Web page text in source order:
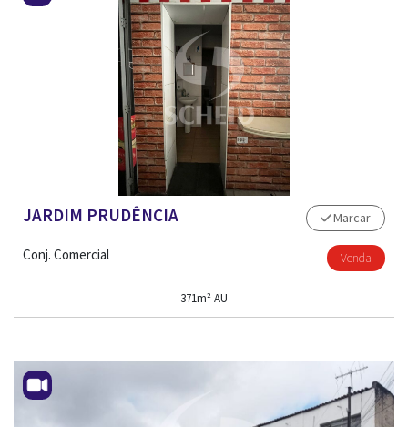
JARDIM PRUDÊNCIA
Conj. Comercial
Marcar
Venda
371m² AU